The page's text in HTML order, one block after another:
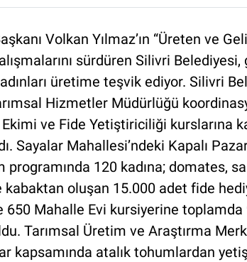
Volkan Yılmaz’ın “Üreten ve
sürdüren Silivri
üretime teşvik ediyor. Silivri
Hizmetler Müdürlüğü
ve Fide Yetiştiriciliği kurslarına
Sayalar Mahallesi’ndeki Kapalı
programında 120 kadına; domates,
kabaktan oluşan 15.000 adet fide
650 Mahalle Evi kursiyerine
Tarımsal Üretim ve Araştırma
kapsamında atalık tohumlardan